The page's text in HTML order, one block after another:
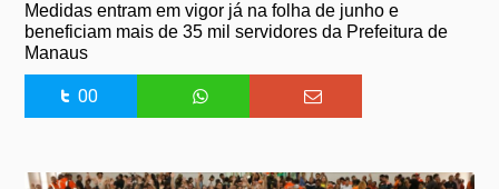
Medidas entram em vigor já na folha de junho e
beneficiam mais de 35 mil servidores da Prefeitura de
Manaus
00